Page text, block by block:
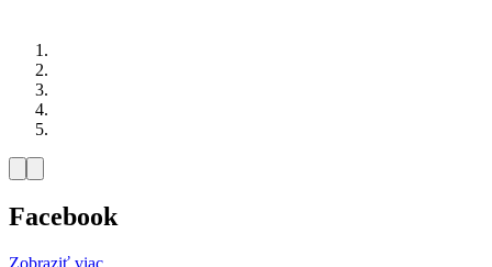
Facebook
Zobraziť viac